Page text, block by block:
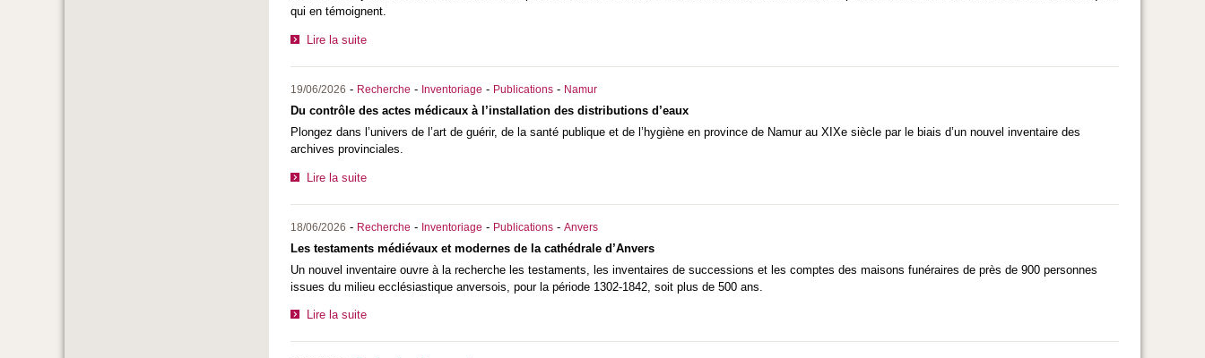
qui en témoignent.
Lire la suite
19/06/2026 - Recherche - Inventoriage - Publications - Namur
Du contrôle des actes médicaux à l’installation des distributions d’eaux
Plongez dans l’univers de l’art de guérir, de la santé publique et de l’hygiène en province de Namur au XIXe siècle par le biais d’un nouvel inventaire des
archives provinciales.
Lire la suite
18/06/2026 - Recherche - Inventoriage - Publications - Anvers
Les testaments médiévaux et modernes de la cathédrale d’Anvers
Un nouvel inventaire ouvre à la recherche les testaments, les inventaires de successions et les comptes des maisons funéraires de près de 900 personnes
issues du milieu ecclésiastique anversois, pour la période 1302-1842, soit plus de 500 ans.
Lire la suite